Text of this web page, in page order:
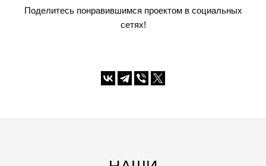
Поделитесь понравившимся проектом в социальных
сетях!